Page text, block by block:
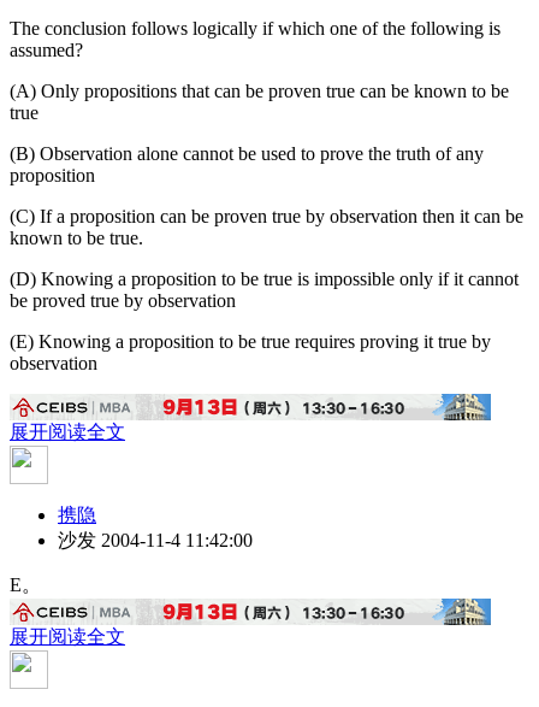
The conclusion follows logically if which one of the following is
assumed?
(A) Only propositions that can be proven true can be known to be
true
(B) Observation alone cannot be used to prove the truth of any
proposition
(C) If a proposition can be proven true by observation then it can be
known to be true.
(D) Knowing a proposition to be true is impossible only if it cannot
be proved true by observation
(E) Knowing a proposition to be true requires proving it true by
observation
展开阅读全文
携隐
沙发 2004-11-4 11:42:00
E。
展开阅读全文